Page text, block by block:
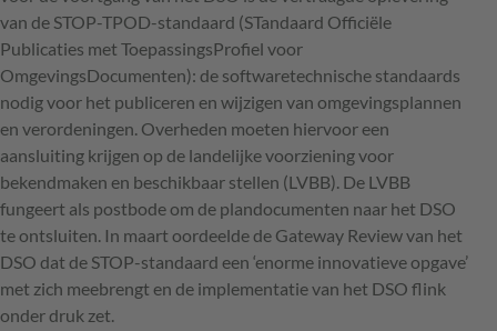
van de STOP-TPOD-standaard (STandaard Officiële
Publicaties met ToepassingsProfiel voor
OmgevingsDocumenten): de softwaretechnische standaards
nodig voor het publiceren en wijzigen van omgevingsplannen
en verordeningen. Overheden moeten hiervoor een
aansluiting krijgen op de landelijke voorziening voor
bekendmaken en beschikbaar stellen (LVBB). De LVBB
fungeert als postbode om de plandocumenten naar het DSO
te ontsluiten. In maart oordeelde de Gateway Review van het
DSO dat de STOP-standaard een ‘enorme innovatieve opgave’
met zich meebrengt en de implementatie van het DSO flink
onder druk zet.